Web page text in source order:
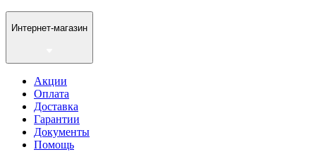
Интернет-магазин
Акции
Оплата
Доставка
Гарантии
Документы
Помощь